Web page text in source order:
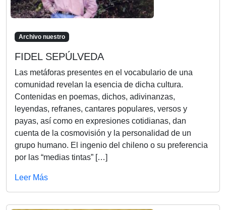
Archivo nuestro
FIDEL SEPÚLVEDA
Las metáforas presentes en el vocabulario de una
comunidad revelan la esencia de dicha cultura.
Contenidas en poemas, dichos, adivinanzas,
leyendas, refranes, cantares populares, versos y
payas, así como en expresiones cotidianas, dan
cuenta de la cosmovisión y la personalidad de un
grupo humano. El ingenio del chileno o su preferencia
por las “medias tintas” […]
Leer Más